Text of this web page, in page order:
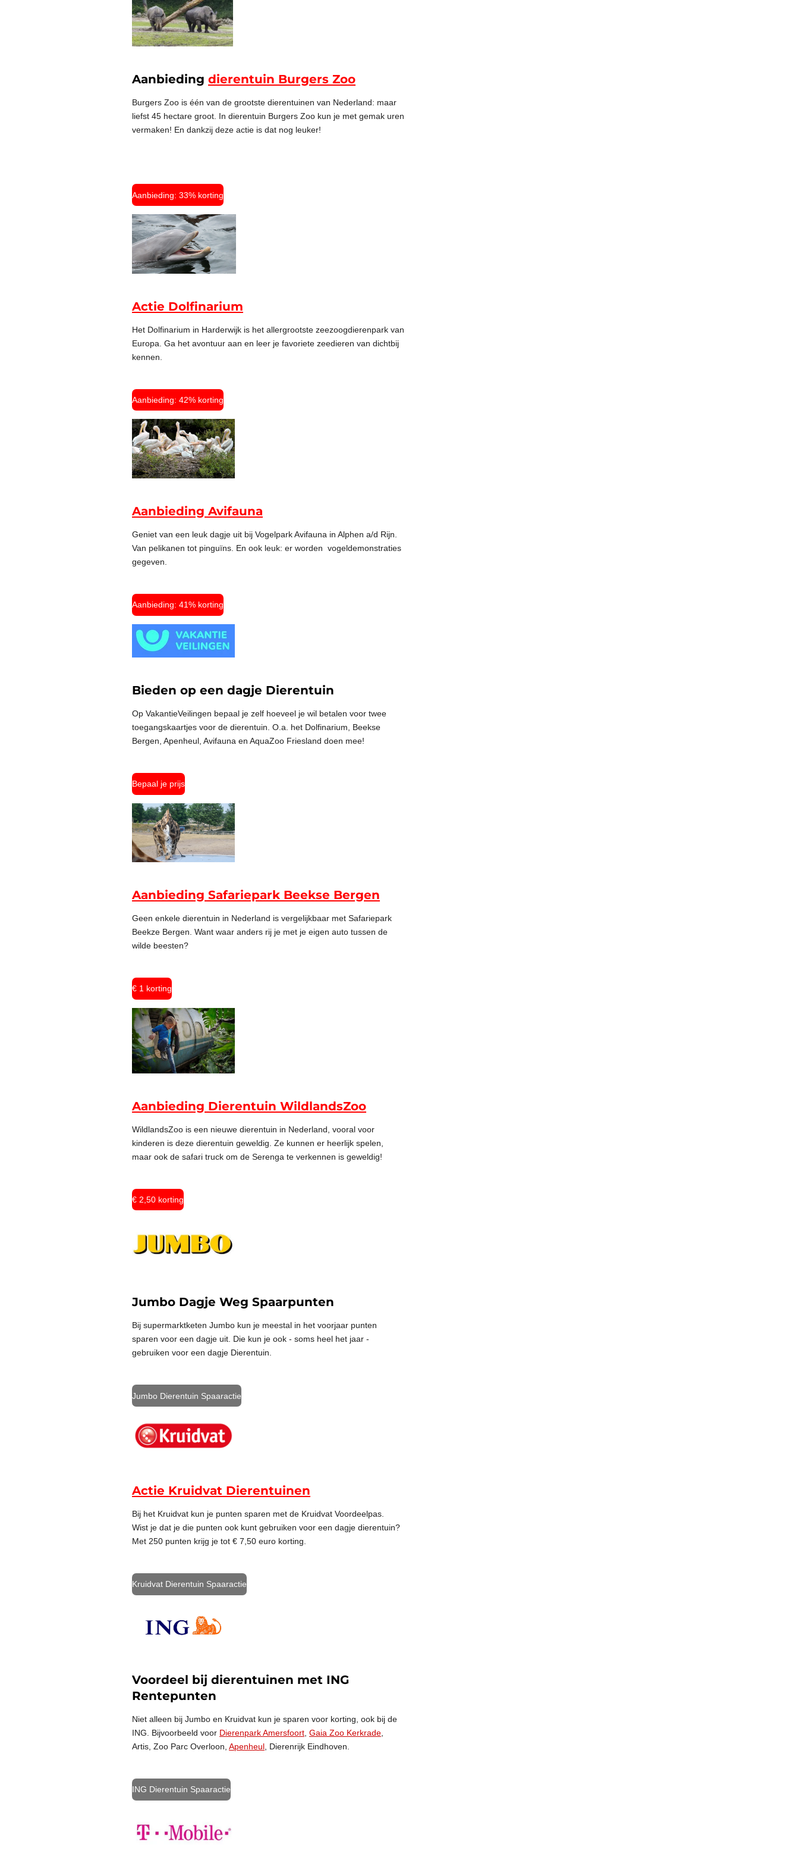
Aanbieding dierentuin Burgers Zoo
Burgers Zoo is één van de grootste dierentuinen van Nederland: maar
liefst 45 hectare groot. In dierentuin Burgers Zoo kun je met gemak uren
vermaken! En dankzij deze actie is dat nog leuker!
Aanbieding: 33% korting
Actie Dolfinarium
Het Dolfinarium in Harderwijk is het allergrootste zeezoogdierenpark van
Europa. Ga het avontuur aan en leer je favoriete zeedieren van dichtbij
kennen.
Aanbieding: 42% korting
Aanbieding Avifauna
Geniet van een leuk dagje uit bij Vogelpark Avifauna in Alphen a/d Rijn.
Van pelikanen tot pinguïns. En ook leuk: er worden vogeldemonstraties
gegeven.
Aanbieding: 41% korting
Bieden op een dagje Dierentuin
Op VakantieVeilingen bepaal je zelf hoeveel je wil betalen voor twee
toegangskaartjes voor de dierentuin. O.a. het Dolfinarium, Beekse
Bergen, Apenheul, Avifauna en AquaZoo Friesland doen mee!
Bepaal je prijs
Aanbieding Safariepark Beekse Bergen
Geen enkele dierentuin in Nederland is vergelijkbaar met Safariepark
Beekze Bergen. Want waar anders rij je met je eigen auto tussen de
wilde beesten?
€ 1 korting
Aanbieding Dierentuin WildlandsZoo
WildlandsZoo is een nieuwe dierentuin in Nederland, vooral voor
kinderen is deze dierentuin geweldig. Ze kunnen er heerlijk spelen,
maar ook de safari truck om de Serenga te verkennen is geweldig!
€ 2,50 korting
Jumbo Dagje Weg Spaarpunten
Bij supermarktketen Jumbo kun je meestal in het voorjaar punten
sparen voor een dagje uit. Die kun je ook - soms heel het jaar -
gebruiken voor een dagje Dierentuin.
Jumbo Dierentuin Spaaractie
Actie Kruidvat Dierentuinen
Bij het Kruidvat kun je punten sparen met de Kruidvat Voordeelpas.
Wist je dat je die punten ook kunt gebruiken voor een dagje dierentuin?
Met 250 punten krijg je tot € 7,50 euro korting.
Kruidvat Dierentuin Spaaractie
Voordeel bij dierentuinen met ING
Rentepunten
Niet alleen bij Jumbo en Kruidvat kun je sparen voor korting, ook bij de
ING. Bijvoorbeeld voor Dierenpark Amersfoort Gaia Zoo Kerkrade
Artis, Zoo Parc Overloon, Apenheul , Dierenrijk Eindhoven.
ING Dierentuin Spaaractie